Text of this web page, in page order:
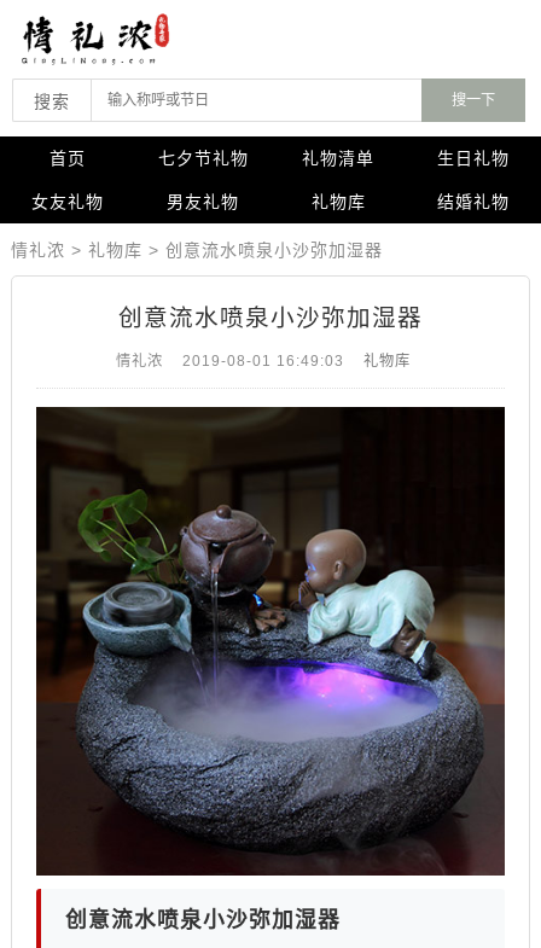
搜索
首页 七夕节礼物 礼物清单 生日礼物
女友礼物 男友礼物 礼物库 结婚礼物
情礼浓 > 礼物库 > 创意流水喷泉小沙弥加湿器
创意流水喷泉小沙弥加湿器
情礼浓 2019-08-01 16:49:03 礼物库
创意流水喷泉小沙弥加湿器